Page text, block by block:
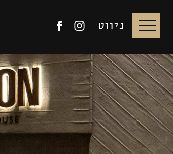
ניווט
גסטוןלעמוד
של
גסטון